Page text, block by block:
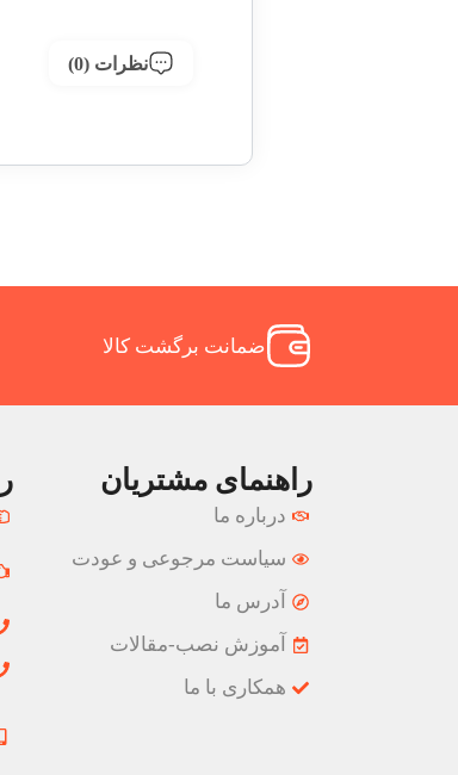
نظرات (0)
ضمانت برگشت کالا
راهنمای مشتریان
درباره ما
سیاست مرجوعی و عودت
آدرس ما
آموزش نصب-مقالات
همکاری با ما